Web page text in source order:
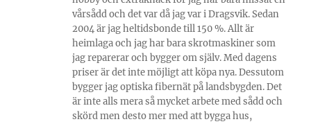
vårsådd och det var då jag var i Dragsvik. Sedan
2004 är jag heltidsbonde till 150 %. Allt är
heimlaga och jag har bara skrotmaskiner som
jag reparerar och bygger om själv. Med dagens
priser är det inte möjligt att köpa nya. Dessutom
bygger jag optiska fibernät på landsbygden. Det
är inte alls mera så mycket arbete med sådd och
skörd men desto mer med att bygga hus,